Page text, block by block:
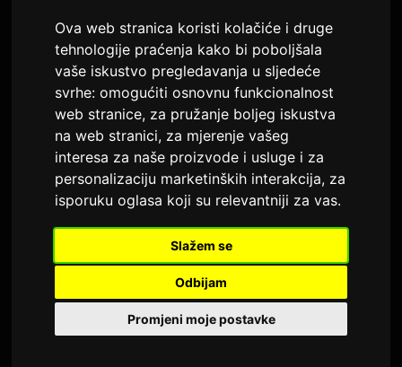
Ova web stranica koristi kolačiće i druge
tehnologije praćenja kako bi poboljšala
vaše iskustvo pregledavanja u sljedeće
svrhe:omogućiti osnovnu funkcionalnost
web stranice, za pružanje boljeg iskustva
na web stranici, za mjerenje vašeg
interesa za naše proizvode i usluge i za
personalizaciju marketinških interakcija, za
isporuku oglasa koji su relevantniji za vas.
Slažem se
Odbijam
Promjeni moje postavke
CORTIS najavljuje prvu
samostalnu svjetsku turneju
pod nazivom 'PUT YOUR
PHONE DOWN'
Autor:Sam
2 lipnja 2026
Prevedeno s engleskog
3,380 pregleda